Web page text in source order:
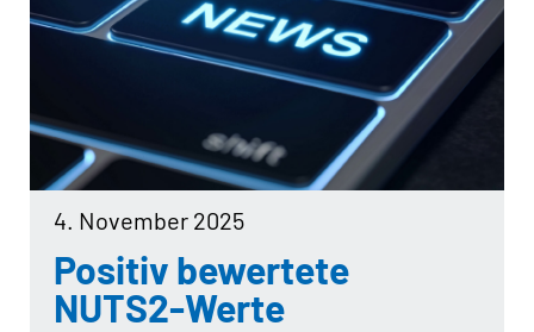
4. November 2025
Positiv bewertete
NUTS2-Werte